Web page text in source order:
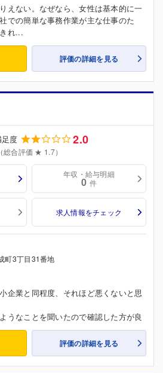
えない。なぜなら、女性は基本的に一
での簡単な事務作業が主な仕事のた
れ...
評価の詳細を見る
度 2.0
（総合評価 ★ 1.7）
年収・給与明細
0 件
求人情報をチェック
町3丁目31番地
企業と同程度、それほど悪くないと思
うなことを聞いたので確認した方が良
評価の詳細を見る